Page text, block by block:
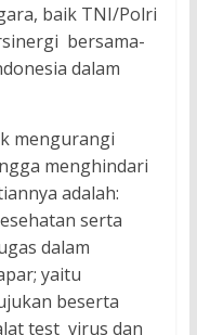
baik TNI/Polri
bersama-
dalam
mengurangi
menghindari
adalah:
serta
dalam
yaitu
beserta
test virus dan